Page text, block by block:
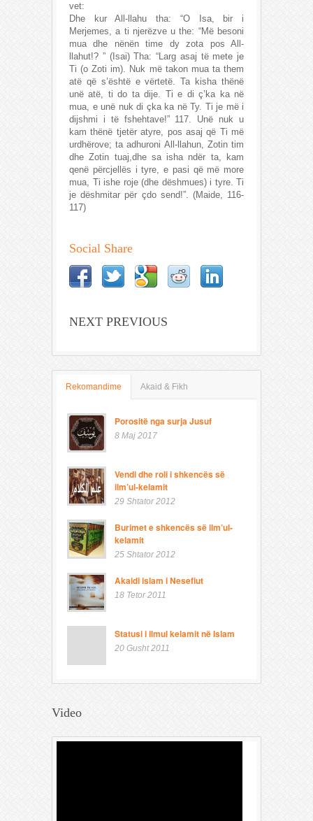
vet:
Dhe kur All-llahu tha: “O Isa, bir i
Merjemes, a ti njerëzve u the: “Më besoni
mua dhe nënën time dy zota pos All-
llahut!? ” (Isai) Tha: “Larg asaj të mete je
Ti (o Zoti im). Nuk më takon mua ta them
atë që s’është e vërtetë. Ta kisha thënë
unë atë, ti do ta dije. Ti e di ç’ka ka në
mua, e unë nuk di çka ka në Ty. Ti je më i
dijshmi i të fshehtave!” 117. Unë nuk u
kam thënë tjetër atyre, pos asaj që Ti më
urdhërove; ta adhuroni All-llahun, Zotin tim
dhe Zotin tuaj,dhe sa isha ndër ta, kam
qenë përcjellës i tyre, e pasi që më more
mua, Ti ishe roje (dhe dëshmues) i tyre. Ti
je dëshmitar për çdo send!”. (Maide, 116-
117)
Social Share
NEXT PREVIOUS
Rekomandime Akaid & Fikh
Porositë nga surja Jusuf
8 Maj 2017
Vendi dhe roli i shkencës së
ilm’ul-kelamit
29 Shtator 2012
Burimet e shkencës së ilm’ul-
kelamit
25 Shtator 2012
Akaidi islam i Nesefiut
18 Tetor 2011
Statusi i ilmul kelamit në Islam
20 Gusht 2011
Video